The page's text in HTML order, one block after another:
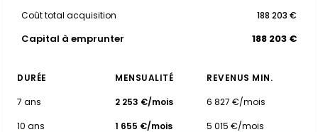
Coût total acquisition 188 203 €
Capital à emprunter 188 203 €
DURÉE MENSUALITÉ
REVENUS MIN.
7 ans
2 253 €/mois
6 827 €/mois
10 ans
1 655 €/mois
5 015 €/mois